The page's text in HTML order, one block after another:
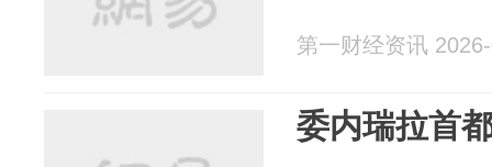
第一财经资讯
委内瑞拉首